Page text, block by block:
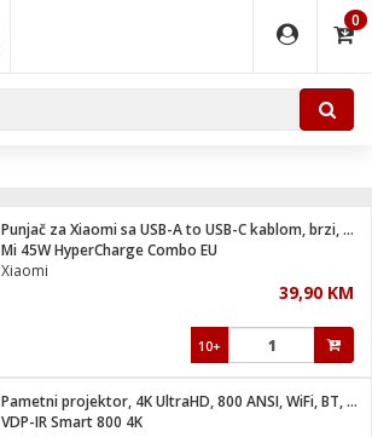
0
Punjač za Xiaomi sa USB-A to USB-C kablom, brzi, 45W
Mi 45W HyperCharge Combo EU
Xiaomi
39,90 KM
10+
Pametni projektor, 4K UltraHD, 800 ANSI, WiFi, BT, Android
VDP-IR Smart 800 4K